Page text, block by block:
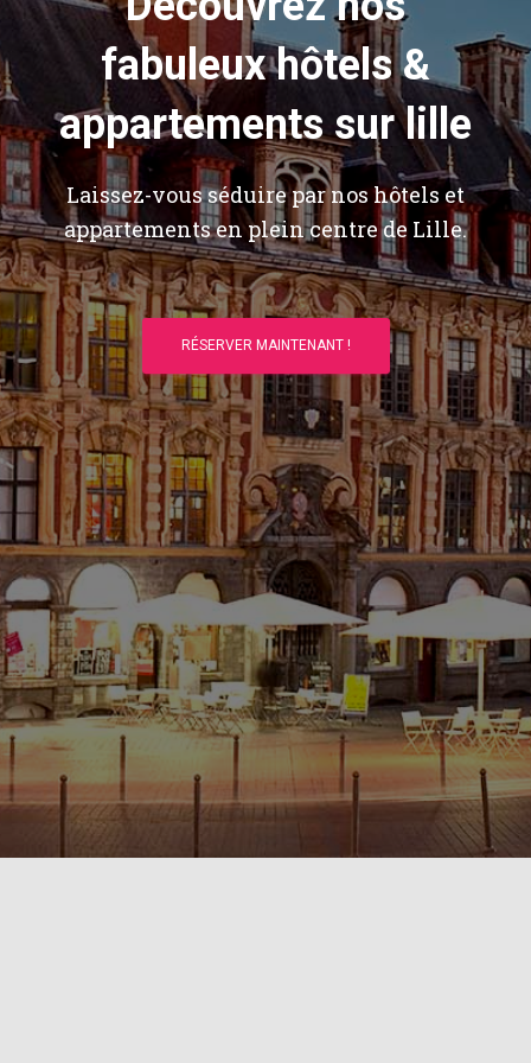
fabuleux hôtels &
appartements sur lille
Laissez-vous séduire par nos hôtels et
appartements en plein centre de Lille.
RÉSERVER MAINTENANT !